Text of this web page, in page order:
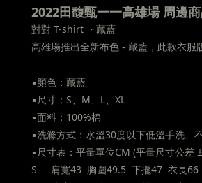
2022田馥甄一一高雄場 周邊
對對 T-shirt ・藏藍
高雄場推出全新布色 - 藏藍，此款衣服
▪︎顏色：藏藍
▪︎ 尺寸：S、M、L、XL
▪︎面料：100%棉
▪︎洗滌方式：水溫30度以下低溫手洗、
▪︎ 尺寸表：平量單位CM (平量尺寸公差
S 肩寬43 胸圍49.5 下擺47 衣長66